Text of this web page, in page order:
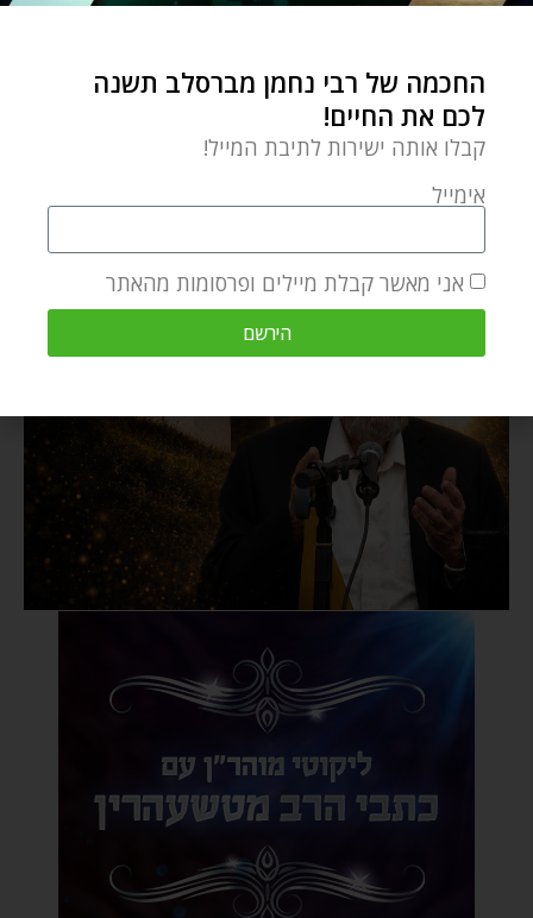
החכמה של רבי נחמן מברסלב תשנה
לכם את החיים!
קבלו אותה ישירות לתיבת המייל!
אימייל
אני מאשר קבלת מיילים ופרסומות מהאתר
הירשם